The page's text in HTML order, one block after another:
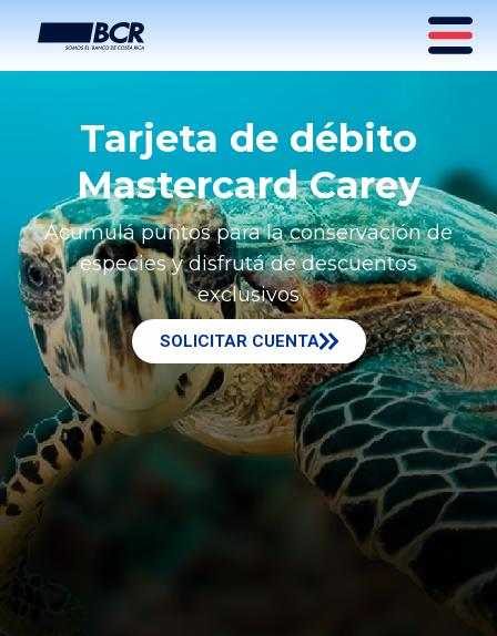
Tarjeta de débito
Mastercard Carey
Acumulá puntos para la conservación de
especies y disfrutá de descuentos
exclusivos
SOLICITAR CUENTA